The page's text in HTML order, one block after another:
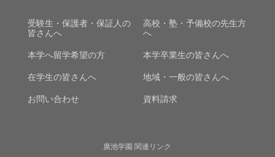
受験生・保護者・保証人の
皆さんへ
高校・塾・予備校の先生方
へ
本学へ留学希望の方 本学卒業生の皆さんへ
在学生の皆さんへ 地域・一般の皆さんへ
お問い合わせ 資料請求
廣池学園 関連リンク